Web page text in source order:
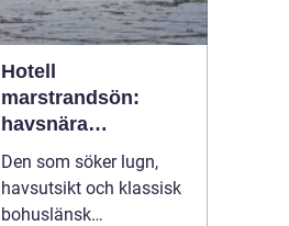
Hotell
marstrandsön:
havsnära
upplevelser på
västkustens pärla
Den som söker lugn,
havsutsikt och klassisk
bohuslänsk